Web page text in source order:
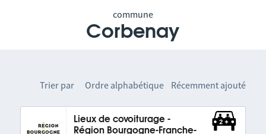
commune
Corbenay
Trier par Ordre alphabétique Récemment ajouté
Lieux de covoiturage -
Région Bourgogne-Franche-